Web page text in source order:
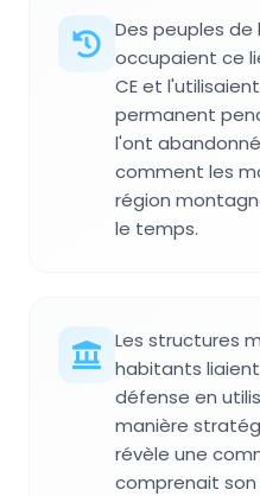
Des peuples de
occupaient ce
CE et
permanent
l'ont
comment les
région
le temps.
Les structures
habitants
défense en
manière
révèle une
comprenait